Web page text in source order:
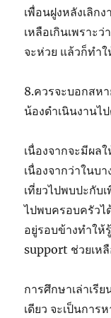
เพื่อนฝูงหลังเลิก
เหลือเกินเพราะ
จะห่วย แล้วก็ทำ
8.ควรจะบอกสห
น้องดำเนินงานไ
เนื่องจากจะมีผล
เนื่องจากว่าในบ
เที่ยวไปพบปะกับ
ไปพบครอบครัวไ
อยู่รอบข้างทำให้
support ช่วยเห
การศึกษาเล่าเรี
เดียว จะเป็นการ